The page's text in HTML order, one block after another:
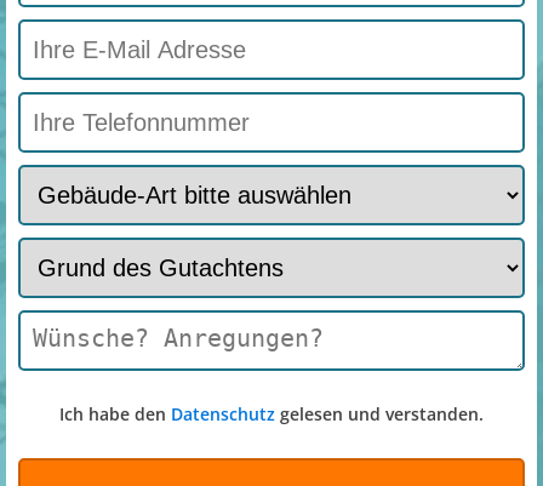
Ich habe den Datenschutz gelesen und verstanden.